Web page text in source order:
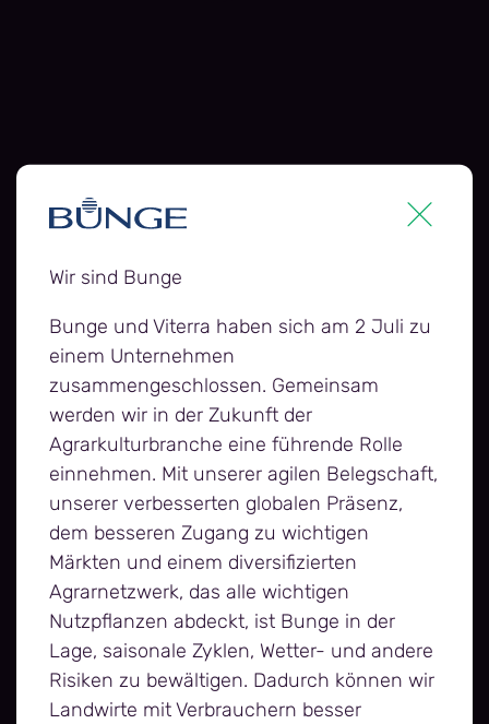
Bunge and Viterra have
now combined
Wir sind Bunge
Bunge und Viterra haben sich am 2 Juli zu
einem Unternehmen
zusammengeschlossen. Gemeinsam
werden wir in der Zukunft der
Agrarkulturbranche eine führende Rolle
einnehmen. Mit unserer agilen Belegschaft,
unserer verbesserten globalen Präsenz,
dem besseren Zugang zu wichtigen
Märkten und einem diversifizierten
Agrarnetzwerk, das alle wichtigen
Nutzpflanzen abdeckt, ist Bunge in der
Lage, saisonale Zyklen, Wetter- und andere
Risiken zu bewältigen. Dadurch können wir
Landwirte mit Verbrauchern besser